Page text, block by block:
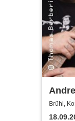
Duo
Brühl,